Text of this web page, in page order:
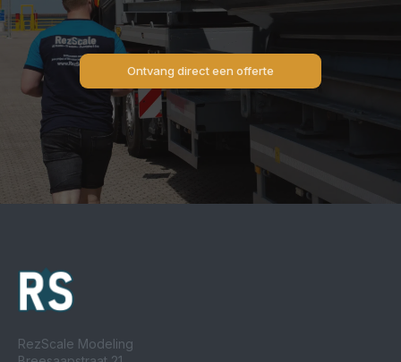
Ontvang direct een offerte
RezScale Modeling